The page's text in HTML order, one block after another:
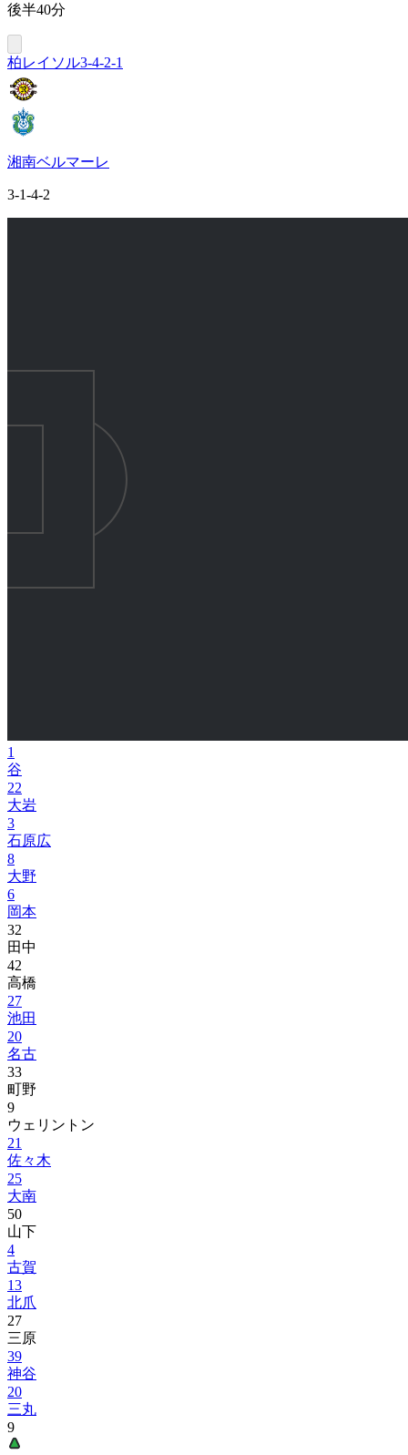
後半40分
柏レイソル3-4-2-1
湘南ベルマーレ
3-1-4-2
1
谷
22
大岩
3
石原広
8
大野
6
岡本
32
田中
42
高橋
27
池田
20
名古
33
町野
9
ウェリントン
21
佐々木
25
大南
50
山下
4
古賀
13
北爪
27
三原
39
神谷
20
三丸
9